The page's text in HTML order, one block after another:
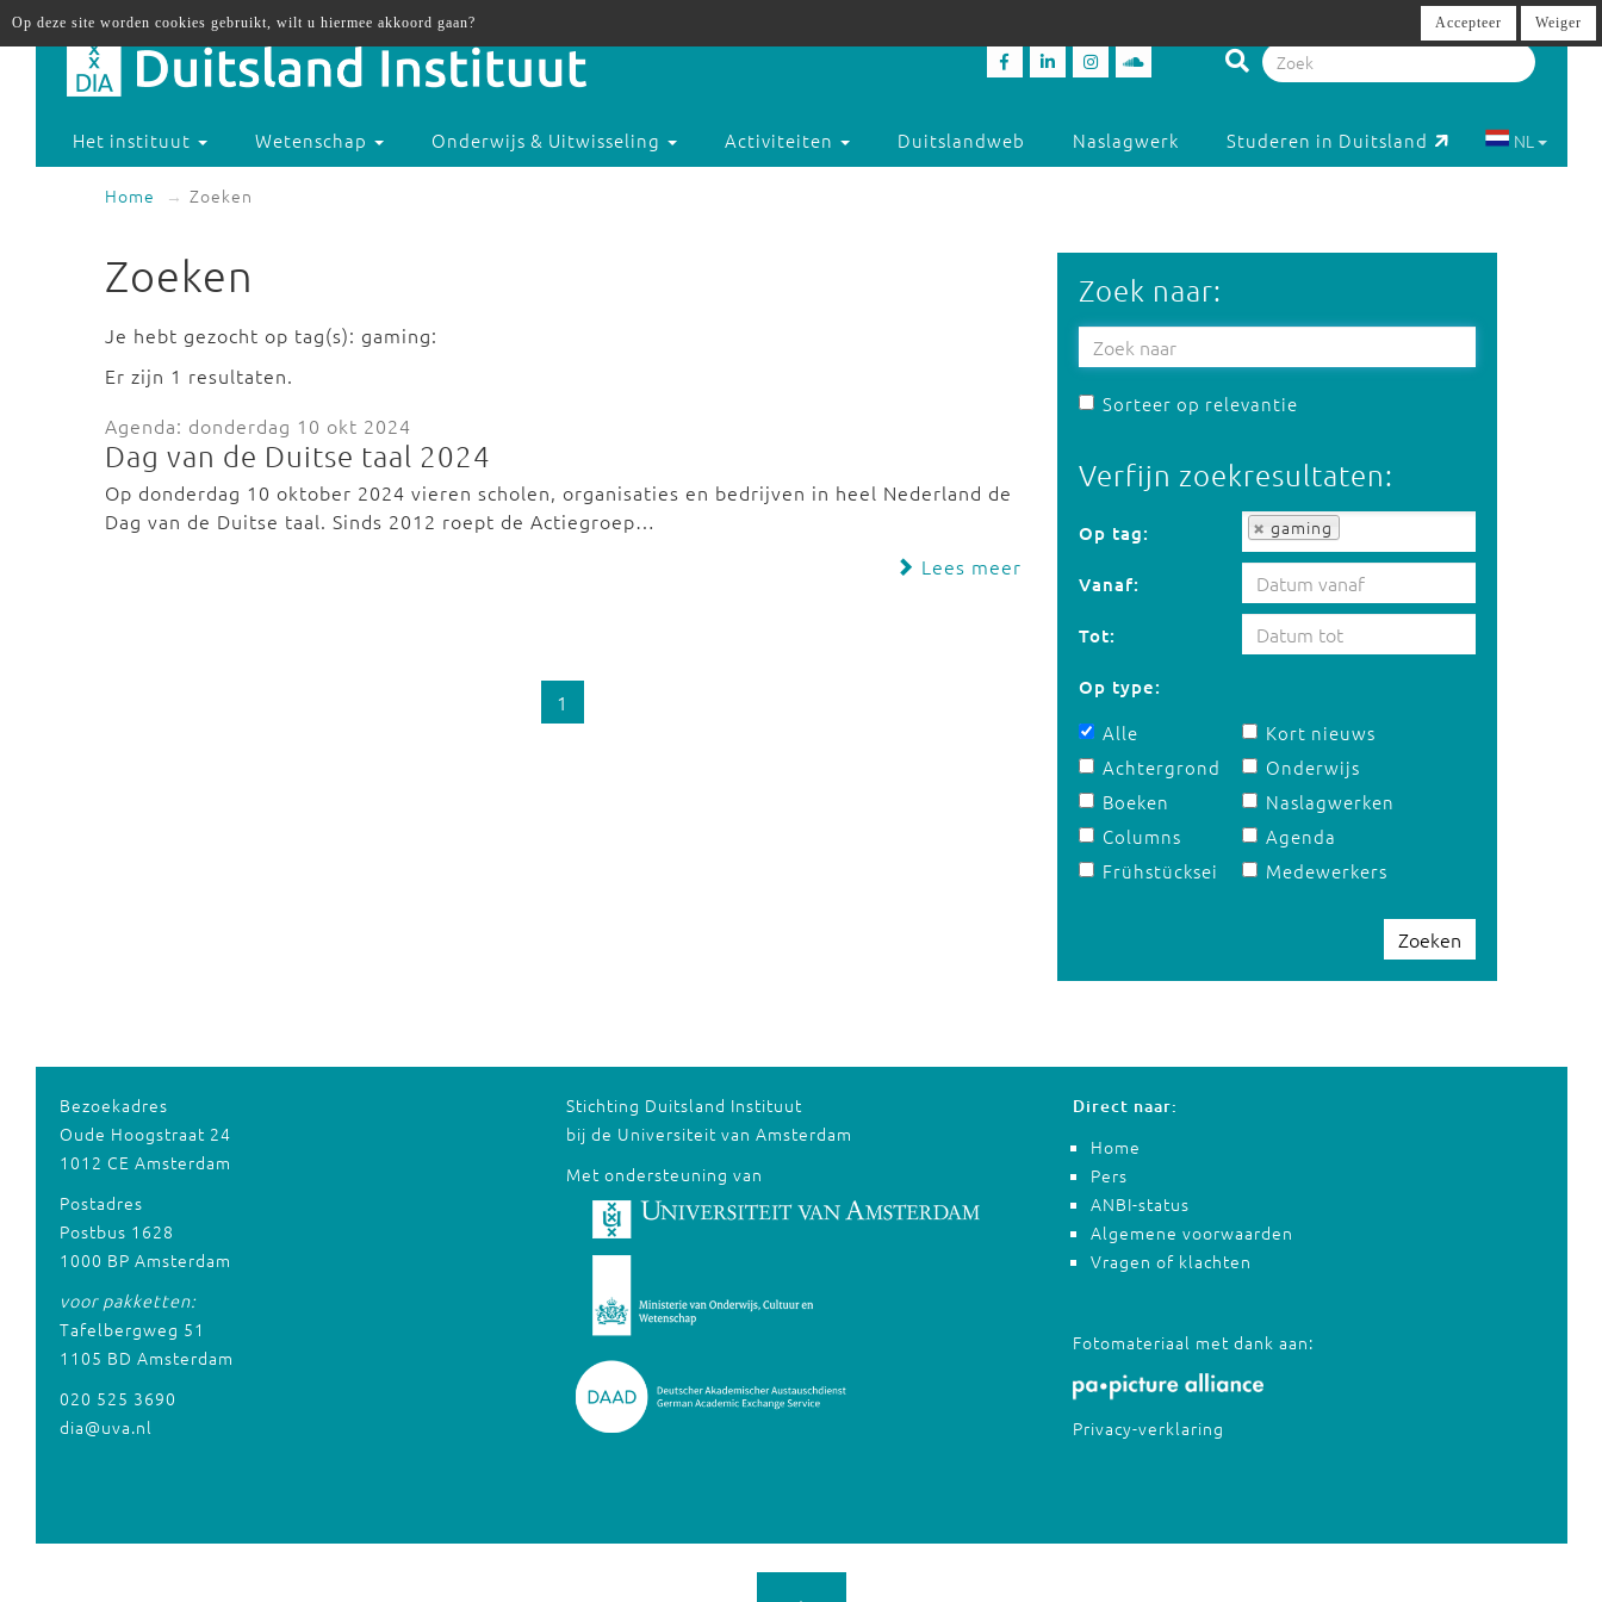
Het instituut Wetenschap Onderwijs & Uitwisseling Activiteiten Duitslandweb Naslagwerk Studeren in Duitsland NL
Home Zoeken
Zoeken
Je hebt gezocht op tag(s): gaming:
Er zijn 1 resultaten.
Agenda: donderdag 10 okt 2024
Dag van de Duitse taal 2024
Op donderdag 10 oktober 2024 vieren scholen, organisaties en bedrijven in heel Nederland de
Dag van de Duitse taal. Sinds 2012 roept de Actiegroep…
Lees meer
1
Zoek naar:
Sorteer op relevantie
Verfijn zoekresultaten:
Op tag: gaming
Op tag:
Vanaf:
Tot:
Op type:
Alle
Achtergrond
Boeken
Columns
Frühstücksei
Kort nieuws
Onderwijs
Naslagwerken
Agenda
Medewerkers
Zoeken
Bezoekadres
Oude Hoogstraat 24
1012 CE Amsterdam
Postadres
Postbus 1628
1000 BP Amsterdam
voor pakketten:
Tafelbergweg 51
1105 BD Amsterdam
020 525 3690
dia@uva.nl
Stichting Duitsland Instituut
bij de Universiteit van Amsterdam
Met ondersteuning van
Direct naar:
Home
Pers
ANBI-status
Algemene voorwaarden
Vragen of klachten
Fotomateriaal met dank aan:
Privacy-verklaring
Op deze site worden cookies gebruikt, wilt u hiermee akkoord gaan? Accepteer Weiger